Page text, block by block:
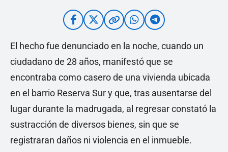
El hecho fue denunciado en la noche, cuando un
ciudadano de 28 años, manifestó que se
encontraba como casero de una vivienda ubicada
en el barrio Reserva Sur y que, tras ausentarse del
lugar durante la madrugada, al regresar constató la
sustracción de diversos bienes, sin que se
registraran daños ni violencia en el inmueble.